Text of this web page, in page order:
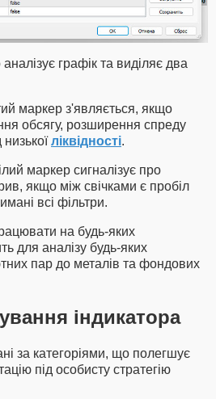
графік та виділяє два
маркер з'являється, якщо
обсягу, розширення спреду
низькоїліквідності.
маркер сигналізує про
якщо між свічками є пробіл
всі фільтри.
на будь-яких
для аналізу будь-яких
пар до металів та фондових
індикатора
за категоріями, що полегшує
під особисту стратегію